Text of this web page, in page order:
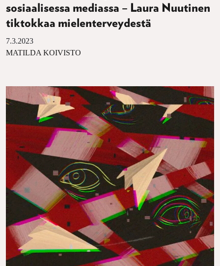
sosiaalisessa mediassa – Laura Nuutinen
tiktokkaa mielenterveydestä
7.3.2023
MATILDA KOIVISTO